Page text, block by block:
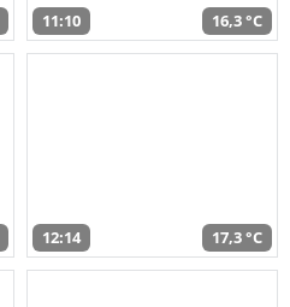
11:10 16,3 °C
12:14 17,3 °C